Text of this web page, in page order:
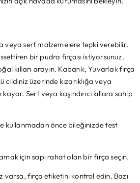
veya sert malzemelere tepki verebilir.
bir pudra fırçası istiyorsunuz.
kılları arayın. Kabarık, Yuvarlak fırça
cildiniz üzerinde kızarıklığa veya
Sert veya kaşındırıcı kıllara sahip
kullanmadan önce bileğinizde test
için sapı rahat olan bir fırça seçin.
varsa, fırça etiketini kontrol edin. Bazı